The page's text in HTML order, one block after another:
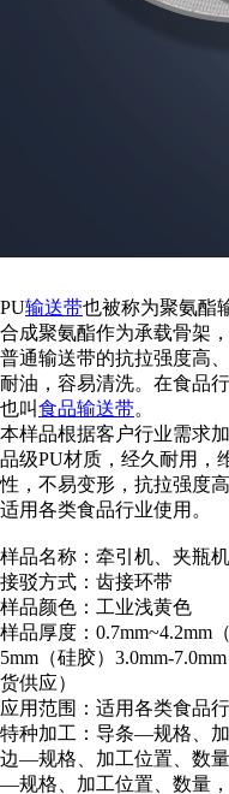
PU输送带也被称为聚氨酯
合成聚氨酯作为承载骨架
普通输送带的抗拉强度高
耐油，容易清洗。在食品
也叫食品输送带。
本样品根据客户行业需求
品级PU材质，经久耐用，
性，不易变形，抗拉强度
适用各类食品行业使用。
样品名称：牵引机、夹瓶
接驳方式：齿接环带
样品颜色：工业浅黄色
样品厚度：0.7mm~4.2mm
5mm（硅胶）3.0mm-
货供应）
应用范围：适用各类食品
特种加工：导条—规格、
边—规格、加工位置、数
—规格、加工位置、数量